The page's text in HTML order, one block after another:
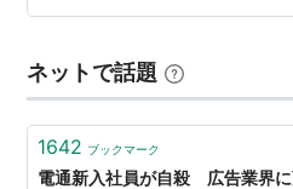
から、女は子を産んだら、み
て。 2. 母、というのは、ひと
辱してはいけないものなので
ネットで話題
1642 ブックマーク
電通新入社員が自殺 広告業界